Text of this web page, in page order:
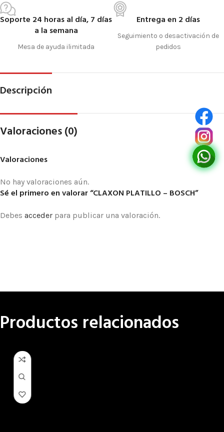
Soporte 24 horas al día, 7 días
a la semana
Mesa de ayuda ilimitada
Entrega en 2 días
Seguimiento o desactivación de
pedidos
Descripción
Valoraciones (0)
Valoraciones
No hay valoraciones aún.
Sé el primero en valorar “CLAXON PLATILLO – BOSCH”
Debes acceder para publicar una valoración.
Productos relacionados